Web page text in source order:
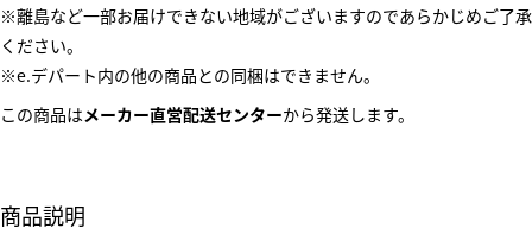
※離島など一部お届けできない地域がございますのであらかじめご了承
ください。
※e.デパート内の他の商品との同梱はできません。
この商品はメーカー直営配送センターから発送します。
商品説明